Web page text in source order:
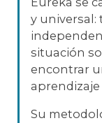
y universal:
situación
encontrar
Su